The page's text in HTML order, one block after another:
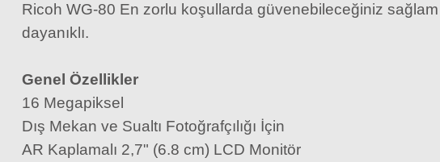
Ricoh WG-80 En zorlu koşullarda güvenebileceğiniz
dayanıklı.
Genel Özellikler
16 Megapiksel
Dış Mekan ve Sualtı Fotoğrafçılığı İçin
AR Kaplamalı 2,7" (6.8 cm) LCD Monitör